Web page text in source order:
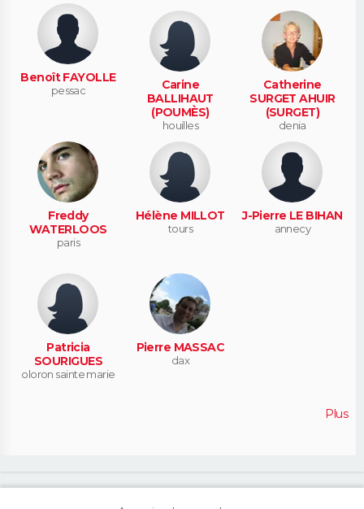
Benoît FAYOLLE
pessac
Carine
BALLIHAUT
(POUMÈS)
houilles
Catherine
SURGET AHUIR
(SURGET)
denia
Freddy
WATERLOOS
paris
Hélène MILLOT
tours
J-Pierre LE BIHAN
annecy
Patricia
SOURIGUES
oloron sainte marie
Pierre MASSAC
dax
Plus